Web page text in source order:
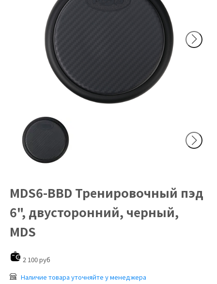
MDS6-BBD Тренировочный пэд
6", двусторонний, черный,
MDS
2 100 руб
Наличие товара уточняйте у менеджера